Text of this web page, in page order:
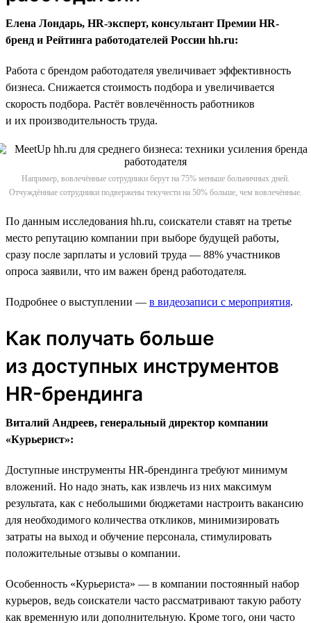
Елена Лондарь, HR-эксперт, консультант Премии HR-
бренд и Рейтинга работодателей России hh.ru:
Работа с брендом работодателя увеличивает эффективность
бизнеса. Снижается стоимость подбора и увеличивается
скорость подбора. Растёт вовлечённость работников
и их производительность труда.
Например, вовлечённые сотрудники берут на 75% меньше больничных дней.
Отчуждённые сотрудники подвержены текучести на 50% больше, чем вовлечённые.
По данным исследования hh.ru, соискатели ставят на третье
место репутацию компании при выборе будущей работы,
сразу после зарплаты и условий труда — 88% участников
опроса заявили, что им важен бренд работодателя.
Подробнее о выступлении — в видеозаписи с мероприятия.
Как получать больше
из доступных инструментов
HR-брендинга
Виталий Андреев, генеральный директор компании
«Курьерист»:
Доступные инструменты HR-брендинга требуют минимум
вложений. Но надо знать, как извлечь из них максимум
результата, как с небольшими бюджетами настроить вакансию
для необходимого количества откликов, минимизировать
затраты на выход и обучение персонала, стимулировать
положительные отзывы о компании.
Особенность «Курьериста» — в компании постоянный набор
курьеров, ведь соискатели часто рассматривают такую работу
как временную или дополнительную. Кроме того, они часто